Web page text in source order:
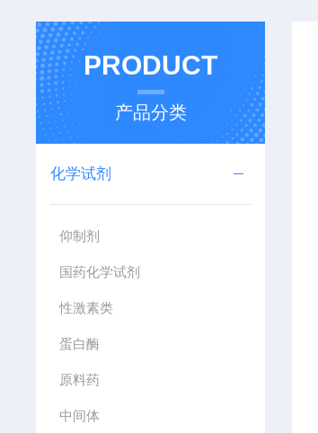
PRODUCT
产品分类
化学试剂
仰制剂
国药化学试剂
性激素类
蛋白酶
原料药
中间体